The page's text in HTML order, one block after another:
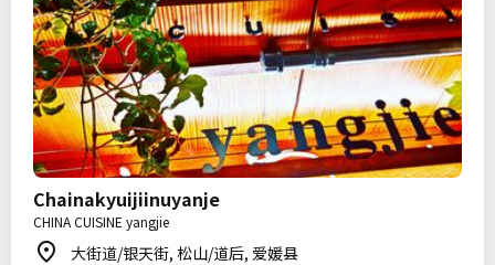
Chainakyuijiinuyanje
CHINA CUISINE yangjie
大街道/银天街, 松山/道后, 爱媛县